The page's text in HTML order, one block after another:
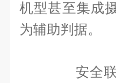
机型甚至集成
为辅助判据。
安全联